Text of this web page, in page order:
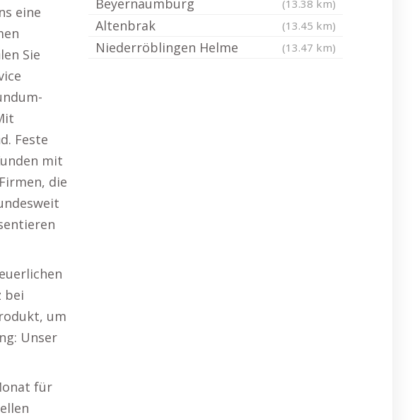
eine
Sie
Feste
mit
die
bei
um
Unser
für
Beyernaumburg (13.38 km)
Altenbrak (13.45 km)
Niederröblingen Helme (13.47 km)